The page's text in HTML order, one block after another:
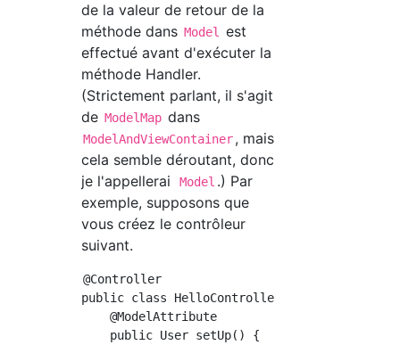
de la valeur de retour de la
méthode dans Model
est
effectué avant d'exécuter la
méthode Handler.
(Strictement parlant, il s'agit
de ModelMap dans
ModelAndViewContainer, mais
cela semble déroutant, donc
je l'appellerai
Model .) Par
exemple, supposons que
vous créez le contrôleur
suivant.
@Controller
public class HelloController {}
    @ModelAttribute
    public User setUp() {